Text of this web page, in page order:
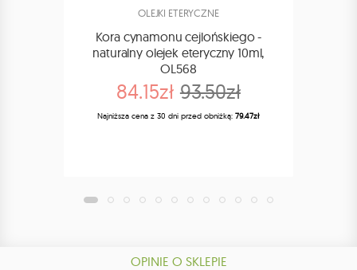
OLEJKI ETERYCZNE
Kora cynamonu cejlońskiego -
naturalny olejek eteryczny 10ml,
OL568
84.15zł 93.50zł
Najniższa cena z 30 dni przed obniżką: 79.47zł
OPINIE O SKLEPIE